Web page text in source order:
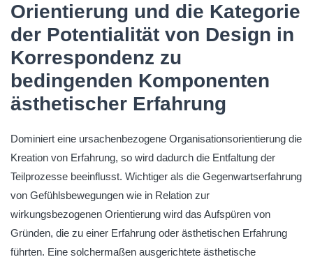
5 Mediales
6 Antizipierendes
Orientierung und die Kategorie
der Potentialität von Design in
Korrespondenz zu
bedingenden Komponenten
ästhetischer Erfahrung
Dominiert eine ursachenbezogene Organisationsorientierung die
Kreation von Erfahrung, so wird dadurch die Entfaltung der
Teilprozesse beeinflusst. Wichtiger als die Gegenwartserfahrung
von Gefühlsbewegungen wie in Relation zur
wirkungsbezogenen Orientierung wird das Aufspüren von
Gründen, die zu einer Erfahrung oder ästhetischen Erfahrung
führten. Eine solchermaßen ausgerichtete ästhetische